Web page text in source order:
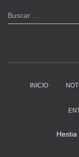
B
u
Buscar …
INICIO